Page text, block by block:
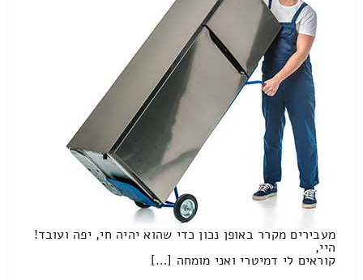
מעבירים מקרר באופן נכון כדי שהוא יהיה חי, יפה ועובד!
היי,
קוראים לי דמיטרי ואני מומחה […]